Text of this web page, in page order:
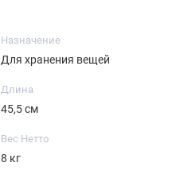
Назначение
Для хранения вещей
Длина
45,5 см
Вес Нетто
8 кг